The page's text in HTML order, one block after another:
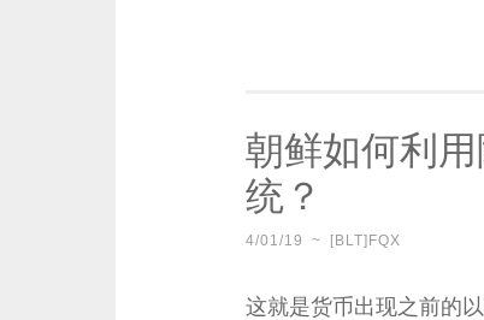
朝鲜如何利
统？
4/01/19 ~ [BLT]FQX
这就是货币出现之前的以